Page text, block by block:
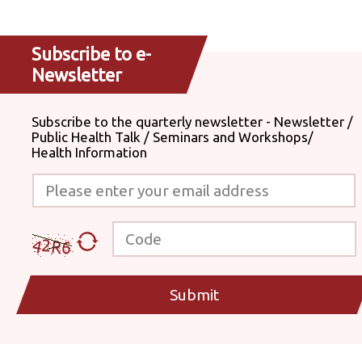
Subscribe to e-
Newsletter
Subscribe to the quarterly newsletter - Newsletter /
Public Health Talk / Seminars and Workshops/
Health Information
Please enter your email address
Code
Submit